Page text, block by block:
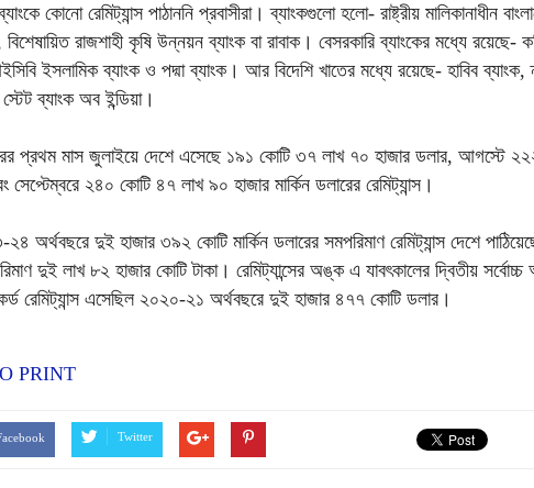
কোনো রেমিট্যান্স পাঠাননি প্রবাসীরা। ব্যাংকগুলো হলো- রাষ্ট্রীয় মালিকানাধীন
বিশেষায়িত রাজশাহী কৃষি উন্নয়ন ব্যাংক বা রাবাক। বেসরকারি ব্যাংকের মধ্যে রয়েছে-
ইসলামিক ব্যাংক ও পদ্মা ব্যাংক। আর বিদেশি খাতের মধ্যে রয়েছে- হাবিব ব্যাংক,
ব্যাংক অব ইন্ডিয়া।
প্রথম মাস জুলাইয়ে দেশে এসেছে ১৯১ কোটি ৩৭ লাখ ৭০ হাজার ডলার, আগস্টে
সেপ্টেম্বরে ২৪০ কোটি ৪৭ লাখ ৯০ হাজার মার্কিন ডলারের রেমিট্যান্স।
অর্থবছরে দুই হাজার ৩৯২ কোটি মার্কিন ডলারের সমপরিমাণ রেমিট্যান্স দেশে
দুই লাখ ৮২ হাজার কোটি টাকা। রেমিট্যান্সের অঙ্ক এ যাবৎকালের দ্বিতীয়
রেমিট্যান্স এসেছিল ২০২০-২১ অর্থবছরে দুই হাজার ৪৭৭ কোটি ডলার।
PRINT
Twitter